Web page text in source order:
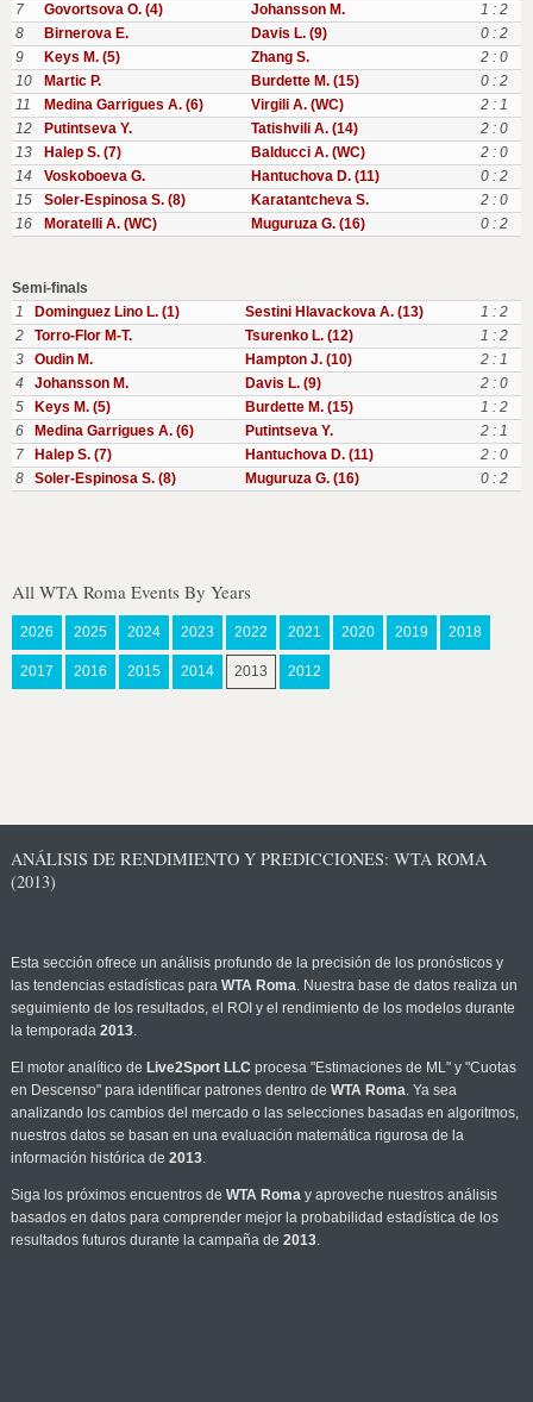
7
Govortsova O. (4) Johansson M.
1 : 2
8
Birnerova E. Davis L. (9)
0 : 2
9
Keys M. (5) Zhang S.
2 : 0
10
Martic P. Burdette M. (15)
0 : 2
11
Medina Garrigues A. (6) Virgili A. (WC)
2 : 1
12
Putintseva Y. Tatishvili A. (14)
2 : 0
13
Halep S. (7) Balducci A. (WC)
2 : 0
14
Voskoboeva G. Hantuchova D. (11)
0 : 2
15
Soler-Espinosa S. (8) Karatantcheva S.
2 : 0
16
Moratelli A. (WC) Muguruza G. (16) 0 : 2
Semi-finals
1
Dominguez Lino L. (1) Sestini Hlavackova A. (13)
1 : 2
2
Torro-Flor M-T. Tsurenko L. (12)
1 : 2
3
Oudin M. Hampton J. (10)
2 : 1
4
Johansson M. Davis L. (9)
2 : 0
5
Keys M. (5) Burdette M. (15)
1 : 2
6
Medina Garrigues A. (6) Putintseva Y.
2 : 1
7
Halep S. (7) Hantuchova D. (11)
2 : 0
8
Soler-Espinosa S. (8) Muguruza G. (16) 0 : 2
All WTA Roma Events By Years
2026 2025 2024 2023 2022 2021 2020 2019 2018
2017 2016 2015 2014 2013 2012
ANÁLISIS DE RENDIMIENTO Y PREDICCIONES: WTA ROMA
(2013)
Esta sección ofrece un análisis profundo de la precisión de los pronósticos y
las tendencias estadísticas para WTA Roma. Nuestra base de datos realiza un
seguimiento de los resultados, el ROI y el rendimiento de los modelos durante
la temporada 2013.
El motor analítico de Live2Sport LLC procesa "Estimaciones de ML" y "Cuotas
en Descenso" para identificar patrones dentro de WTA Roma. Ya sea
analizando los cambios del mercado o las selecciones basadas en algoritmos,
nuestros datos se basan en una evaluación matemática rigurosa de la
información histórica de 2013.
Siga los próximos encuentros de WTA Romay aproveche nuestros análisis
basados en datos para comprender mejor la probabilidad estadística de los
resultados futuros durante la campaña de 2013.